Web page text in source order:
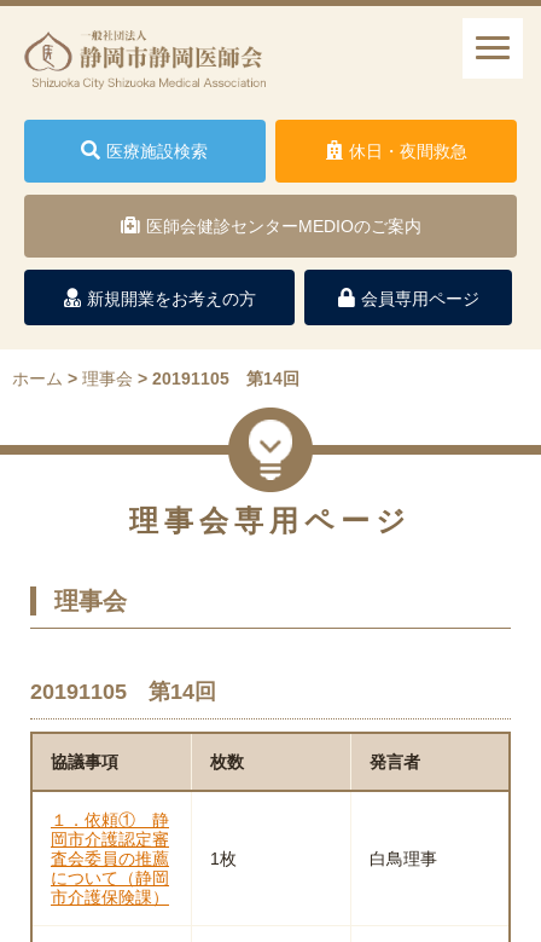
新規開業をお考えの方 会員専用ページ
医療施設検索 休日・夜間救急
医師会健診センターMEDIOのご案内
ホーム > 理事会 > 20191105 第14回
理事会専用ページ
理事会
20191105 第14回
協議事項 枚数 発言者
１．依頼① 静
岡市介護認定審
査会委員の推薦
について（静岡
市介護保険課）
1枚 白鳥理事